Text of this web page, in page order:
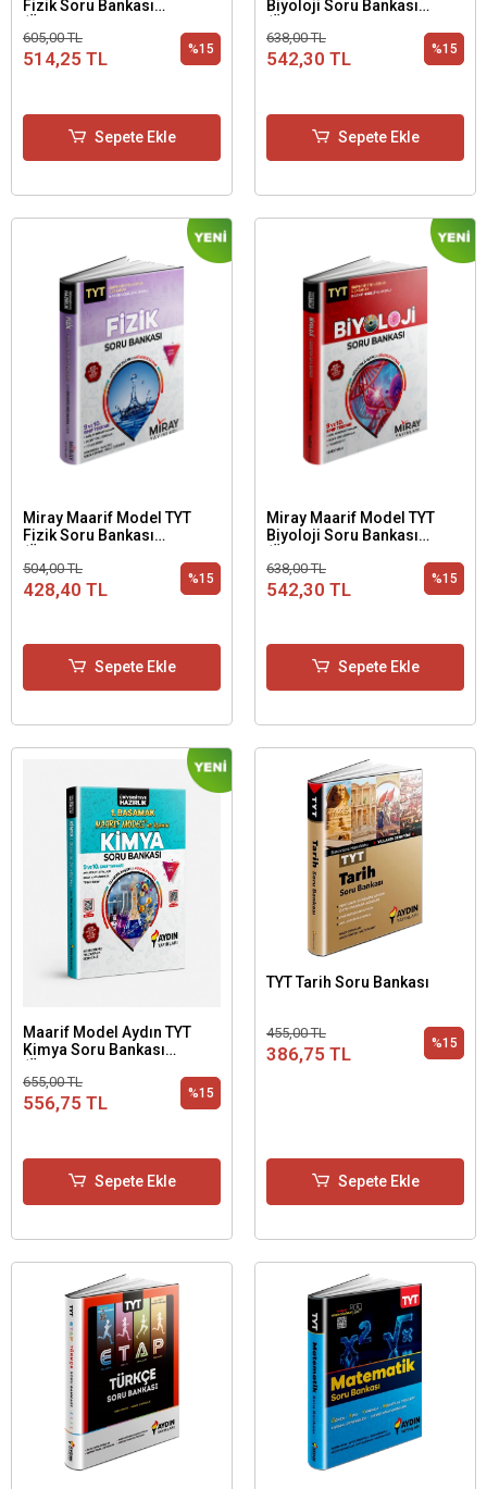
Fizik Soru Bankası
Basamak)
605,00 TL
514,25 TL %15
Sepete Ekle
Biyoloji Soru Bankası
Basamak)
638,00 TL
542,30 TL %15
Sepete Ekle
Miray Maarif Model TYT
Fizik Soru Bankası
Basamak)
504,00 TL
428,40 TL %15
Sepete Ekle
Miray Maarif Model TYT
Biyoloji Soru Bankası
Basamak)
638,00 TL
542,30 TL %15
Sepete Ekle
Maarif Model Aydın TYT
Kimya Soru Bankası
Basamak)
655,00 TL
556,75 TL %15
Sepete Ekle
TYT Tarih Soru Bankası
455,00 TL
386,75 TL %15
Sepete Ekle